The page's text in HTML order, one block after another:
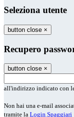
Seleziona utente
button close ×
Recupero
button close ×
all'indirizzo indicato con
Non hai una e-mail
tramite la Login Spaggiari